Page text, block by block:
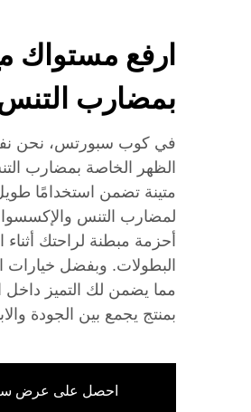
ارفع مستواك
بمضارب
في كوب سبورتس، نحن نفهم
الظهر الخاصة بمضارب
متينة تضمن استخدامًا
لمضارب التنس
أحزمة مبطنة لراحتك أثناء
البطولات. وبفضل خيارات
مما يضمن لك التميز
بمنتج يجمع بين الجودة
احصل على عرض